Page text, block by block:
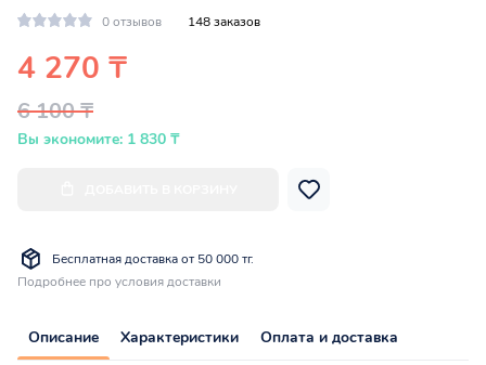
0 отзывов
148 заказов
4 270 ₸
6 100 ₸
Вы экономите: 1 830 ₸
Бесплатная доставка от 50 000 тг.
Подробнее про условия доставки
Описание Характеристики Оплата и доставка